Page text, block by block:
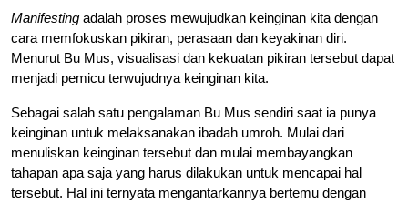
Manifesting adalah proses mewujudkan keinginan kita dengan
cara memfokuskan pikiran, perasaan dan keyakinan diri.
Menurut Bu Mus, visualisasi dan kekuatan pikiran tersebut dapat
menjadi pemicu terwujudnya keinginan kita.
Sebagai salah satu pengalaman Bu Mus sendiri saat ia punya
keinginan untuk melaksanakan ibadah umroh. Mulai dari
menuliskan keinginan tersebut dan mulai membayangkan
tahapan apa saja yang harus dilakukan untuk mencapai hal
tersebut. Hal ini ternyata mengantarkannya bertemu dengan